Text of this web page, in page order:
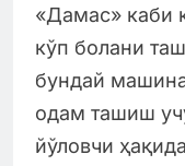
«Дамас» каби
кўп болани
бундай
одам ташиш
йўловчи